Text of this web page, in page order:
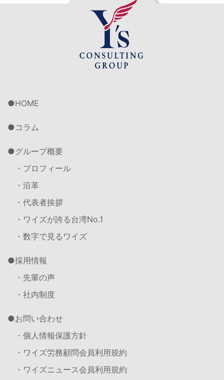
HOME
コラム
グループ概要
・プロフィール
・沿革
・代表者挨拶
・ワイズが誇る台湾No.1
・数字で見るワイズ
採用情報
・先輩の声
・社内制度
お問い合わせ
・個人情報保護方針
・ワイズ労務顧問会員利用規約
・ワイズニュース会員利用規約